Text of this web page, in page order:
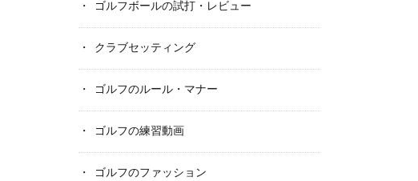
ゴルフボールの試打・レビュー
クラブセッティング
ゴルフのルール・マナー
ゴルフの練習動画
ゴルフのファッション